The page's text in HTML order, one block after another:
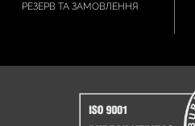
РЕЗЕРВ ТА ЗАМОВЛЕННЯ